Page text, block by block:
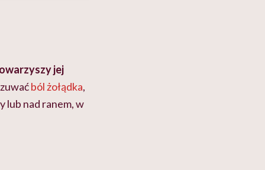
jej
ból żołądka,
lub nad ranem, w